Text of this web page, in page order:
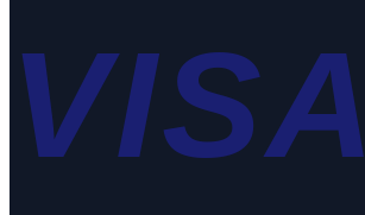
VISA